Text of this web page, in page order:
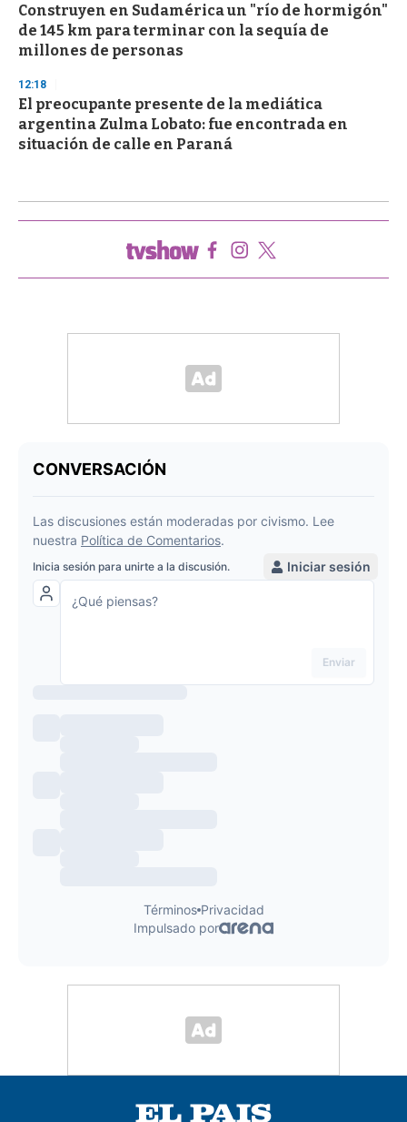
Construyen en Sudamérica un "río de hormigón"
de 145 km para terminar con la sequía de
millones de personas
12:18
El preocupante presente de la mediática
argentina Zulma Lobato: fue encontrada en
situación de calle en Paraná